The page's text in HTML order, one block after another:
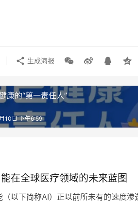
生成海报
康的“第一责任人”
10日 下午6:59
在全球医疗领域的未来蓝图
以下简称AI）正以前所未有的速度渗